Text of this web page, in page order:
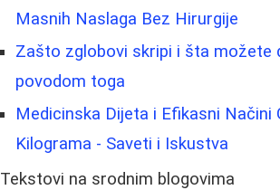
Masnih Naslaga Bez Hirurgije
Zašto zglobovi skripi i šta možete
povodom toga
Medicinska Dijeta i Efikasni Načini
Kilograma - Saveti i Iskustva
Tekstovi na srodnim blogovima